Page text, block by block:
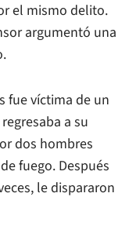
el mismo delito.
argumentó una
fue víctima de un
a su
dos hombres
fuego. Después
le dispararon